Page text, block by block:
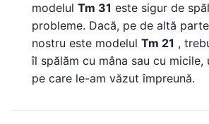
modelul Tm 31 este sigur de
probleme. Dacă, pe de altă
nostru este modelul Tm 21 ,
îl spălăm cu mâna sau cu micile,
pe care le-am văzut împreună.